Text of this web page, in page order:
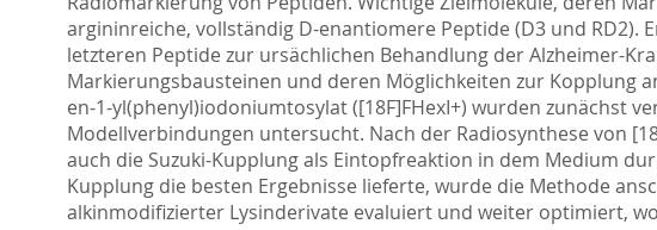
argininreiche, vollständig D-enantiomere Peptide (D3 und
letzteren Peptide zur ursächlichen Behandlung der Alzheimer-
Markierungsbausteinen und deren Möglichkeiten zur Kopplung
en-1-yl(phenyl)iodoniumtosylat ([18F]FHexI+) wurden zunächst
Modellverbindungen untersucht. Nach der Radiosynthese von
auch die Suzuki-Kupplung als Eintopfreaktion in dem Medium
Kupplung die besten Ergebnisse lieferte, wurde die Methode
alkinmodifizierter Lysinderivate evaluiert und weiter optimiert,